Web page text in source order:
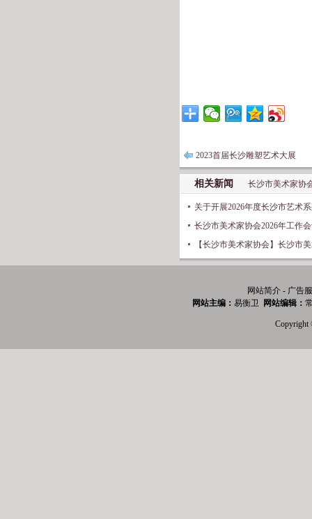
2023首届长沙雕塑艺术大展
长沙市优秀美术作品
相关新闻 长沙市美术家协
关于开展2026年度长沙市艺术
长沙市美术家协会2026年工作
【长沙市美术家协会】长沙市
网站简介 - 广告
网站主编： 易衡卫 网站编辑：